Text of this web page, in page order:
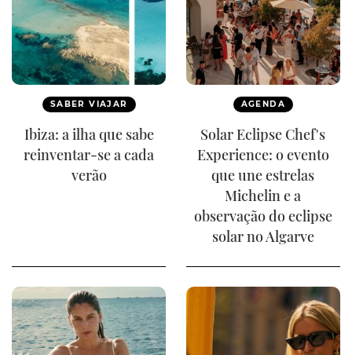
SABER VIAJAR
Ibiza: a ilha que sabe
reinventar-se a cada
verão
AGENDA
Solar Eclipse Chef's
Experience: o evento
que une estrelas
Michelin e a
observação do eclipse
solar no Algarve